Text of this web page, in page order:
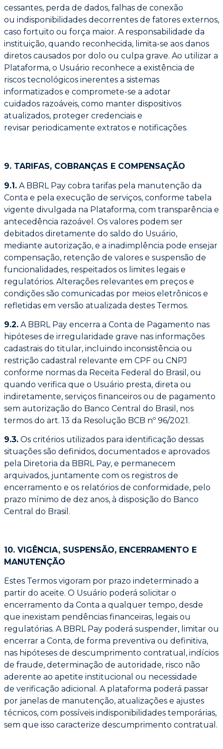
cessantes, perda de dados, falhas de conexão
ou indisponibilidades decorrentes de fatores externos,
caso fortuito ou força maior. A responsabilidade da
instituição, quando reconhecida, limita-se aos danos
diretos causados por dolo ou culpa grave. Ao utilizar a
Plataforma, o Usuário reconhece a existência de
riscos tecnológicos inerentes a sistemas
informatizados e compromete-se a adotar
cuidados razoáveis, como manter dispositivos
atualizados, proteger credenciais e
revisar periodicamente extratos e notificações.
9. TARIFAS, COBRANÇAS E COMPENSAÇÃO
9.1. A BBRL Pay cobra tarifas pela manutenção da
Conta e pela execução de serviços, conforme tabela
vigente divulgada na Plataforma, com transparência e
antecedência razoável. Os valores podem ser
debitados diretamente do saldo do Usuário,
mediante autorização, e a inadimplência pode ensejar
compensação, retenção de valores e suspensão de
funcionalidades, respeitados os limites legais e
regulatórios. Alterações relevantes em preços e
condições são comunicadas por meios eletrônicos e
refletidas em versão atualizada destes Termos.
9.2. A BBRL Pay encerra a Conta de Pagamento nas
hipóteses de irregularidade grave nas informações
cadastrais do titular, incluindo inconsistência ou
restrição cadastral relevante em CPF ou CNPJ
conforme normas da Receita Federal do Brasil, ou
quando verifica que o Usuário presta, direta ou
indiretamente, serviços financeiros ou de pagamento
sem autorização do Banco Central do Brasil, nos
termos do art. 13 da Resolução BCB nº 96/2021.
9.3. Os critérios utilizados para identificação dessas
situações são definidos, documentados e aprovados
pela Diretoria da BBRL Pay, e permanecem
arquivados, juntamente com os registros de
encerramento e os relatórios de conformidade, pelo
prazo mínimo de dez anos, à disposição do Banco
Central do Brasil.
10. VIGÊNCIA, SUSPENSÃO, ENCERRAMENTO E
MANUTENÇÃO
Estes Termos vigoram por prazo indeterminado a
partir do aceite. O Usuário poderá solicitar o
encerramento da Conta a qualquer tempo, desde
que inexistam pendências financeiras, legais ou
regulatórias. A BBRL Pay poderá suspender, limitar ou
encerrar a Conta, de forma preventiva ou definitiva,
nas hipóteses de descumprimento contratual, indícios
de fraude, determinação de autoridade, risco não
aderente ao apetite institucional ou necessidade
de verificação adicional. A plataforma poderá passar
por janelas de manutenção, atualizações e ajustes
técnicos, com possíveis indisponibilidades temporárias,
sem que isso caracterize descumprimento contratual.